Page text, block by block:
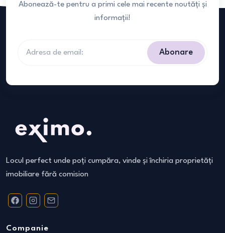
Abonează-te pentru a primi cele mai recente noutăți și
informații!
Abonare
Locul perfect unde poți cumpăra, vinde și închiria proprietăți
imobiliare fără comision
Companie